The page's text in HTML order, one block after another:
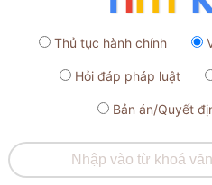
Thủ tục hành chính
Hỏi đáp pháp luật
Bản án/Quyết